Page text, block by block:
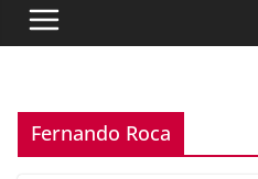
Fernando Roca